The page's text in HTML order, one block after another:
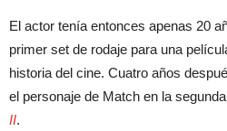
El actor tenía entonces apenas 20
primer set de rodaje para una
historia del cine. Cuatro años
el personaje de Match en la
II.